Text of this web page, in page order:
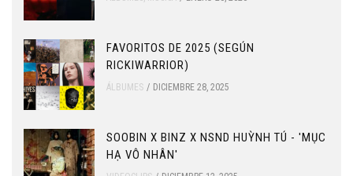
FAVORITOS DE 2025 (SEGÚN
RICKIWARRIOR)
ÁLBUMES DICIEMBRE 28, 2025
SOOBIN X BINZ X NSND HUỲNH TÚ - 'MỤC
HẠ VÔ NHÂN'